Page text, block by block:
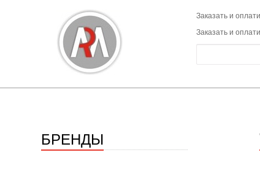
Заказать и
Заказать и
БРЕНДЫ